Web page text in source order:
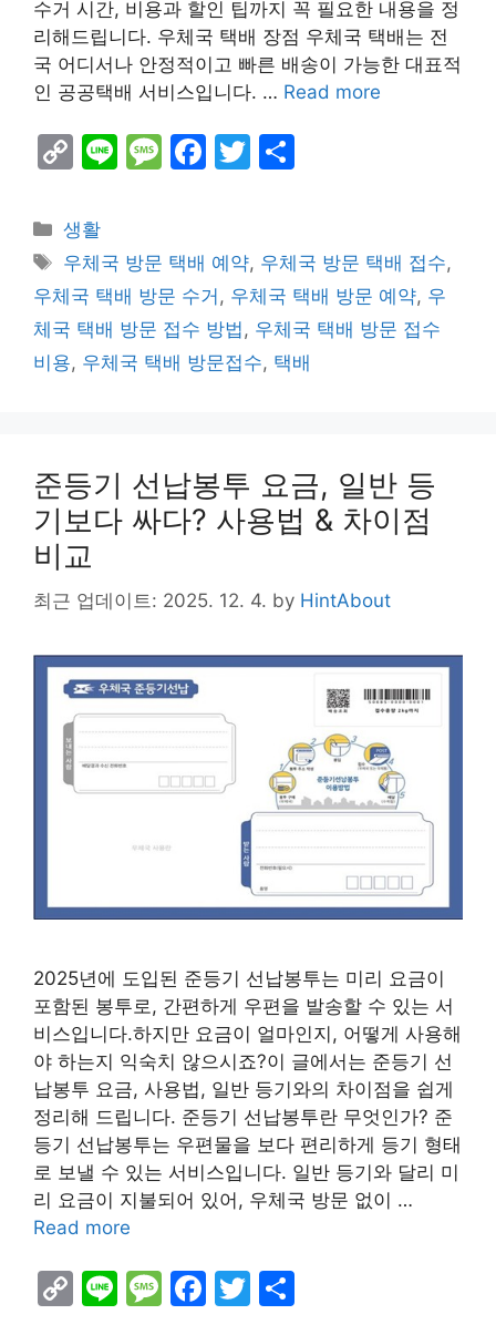
수거 시간, 비용과 할인 팁까지 꼭 필요한 내용을 정
리해드립니다. 우체국 택배 장점 우체국 택배는 전
국 어디서나 안정적이고 빠른 배송이 가능한 대표적
인 공공택배 서비스입니다. … Read more
C
p
y
Li
n
k
Li M
s
a
g
e
F
e
b
o
o
T
er e
Categories
생활
Tags
우체국 방문 택배 예약, 우체국 방문 택배 접수,
우체국 택배 방문 수거 , 우체국 택배 방문 예약, 우
체국 택배 방문 접수 방법, 우체국 택배 방문 접수
비용, 우체국 택배 방문접수, 택배
준등기 선납봉투 요금, 일반 등
기보다 싸다? 사용법 & 차이점
비교
최근 업데이트: 2025. 12. 4. by HintAbout
2025년에 도입된 준등기 선납봉투는 미리 요금이
포함된 봉투로, 간편하게 우편을 발송할 수 있는 서
비스입니다.하지만 요금이 얼마인지, 어떻게 사용해
야 하는지 익숙치 않으시죠?이 글에서는 준등기 선
납봉투 요금, 사용법, 일반 등기와의 차이점을 쉽게
정리해 드립니다. 준등기 선납봉투란 무엇인가? 준
등기 선납봉투는 우편물을 보다 편리하게 등기 형태
로 보낼 수 있는 서비스입니다. 일반 등기와 달리 미
리 요금이 지불되어 있어, 우체국 방문 없이 …
Read more
C
Li M F
T